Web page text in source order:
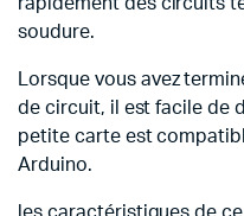
soudure.
Lorsque vous avez
de circuit, il est facile de
petite carte est
Arduino.